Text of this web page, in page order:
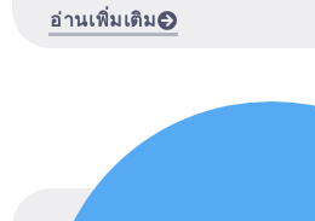
อ่านเพิ่มเติม